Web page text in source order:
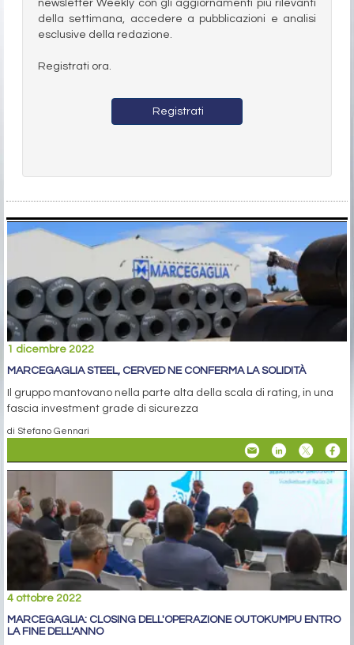
newsletter Weekly con gli aggiornamenti più rilevanti
della settimana, accedere a pubblicazioni e analisi
esclusive della redazione.
Registrati ora.
Registrati
1 dicembre 2022
MARCEGAGLIA STEEL, CERVED NE CONFERMA LA SOLIDITÀ
Il gruppo mantovano nella parte alta della scala di rating, in una
fascia investment grade di sicurezza
di Stefano Gennari
4 ottobre 2022
MARCEGAGLIA: CLOSING DELL'OPERAZIONE OUTOKUMPU ENTRO
LA FINE DELL'ANNO